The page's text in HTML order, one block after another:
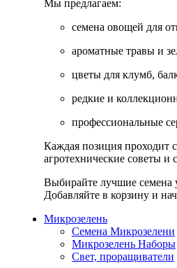
Мы предлагаем:
семена овощей для
ароматные травы и
цветы для клумб,
редкие и
профессиональные
Каждая позиция проходит
агротехнические советы и
Выбирайте лучшие семена
Добавляйте в корзину и
Микрозелень
Семена Микрозелени
Микрозелень Наборы
Свет, проращиватели